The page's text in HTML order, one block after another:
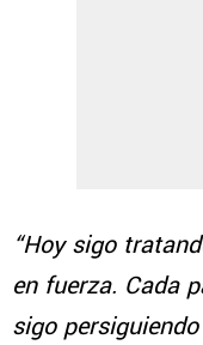
“Hoy sigo
en fuerza. Cada
sigo